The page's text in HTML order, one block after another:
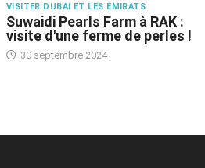
VISITER DUBAI ET LES ÉMIRATS
Suwaidi Pearls Farm à RAK :
visite d'une ferme de perles !
30 septembre 2024